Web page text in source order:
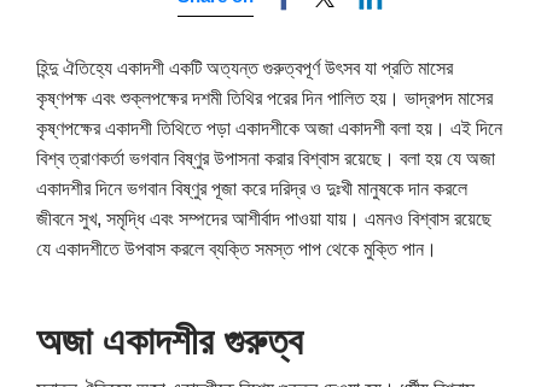
হিন্দু ঐতিহ্যে একাদশী একটি অত্যন্ত গুরুত্বপূর্ণ উৎসব যা প্রতি মাসের
কৃষ্ণপক্ষ এবং শুক্লপক্ষের দশমী তিথির পরের দিন পালিত হয়। ভাদ্রপদ মাসের
কৃষ্ণপক্ষের একাদশী তিথিতে পড়া একাদশীকে অজা একাদশী বলা হয়। এই দিনে
বিশ্ব ত্রাণকর্তা ভগবান বিষ্ণুর উপাসনা করার বিশ্বাস রয়েছে। বলা হয় যে অজা
একাদশীর দিনে ভগবান বিষ্ণুর পূজা করে দরিদ্র ও দুঃখী মানুষকে দান করলে
জীবনে সুখ, সমৃদ্ধি এবং সম্পদের আশীর্বাদ পাওয়া যায়। এমনও বিশ্বাস রয়েছে
যে একাদশীতে উপবাস করলে ব্যক্তি সমস্ত পাপ থেকে মুক্তি পান।
অজা একাদশীর গুরুত্ব